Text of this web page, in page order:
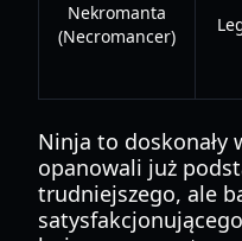
Nekromanta
(Necromancer)
Ninja to doskonały
opanowali już
trudniejszego, ale